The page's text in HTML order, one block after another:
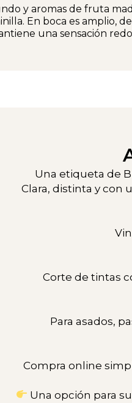
y aromas de fruta
En boca es amplio,
una sensación
Una etiqueta de
Clara, distinta y con
Corte de tintas
Para asados,
Compra online
Una opción para